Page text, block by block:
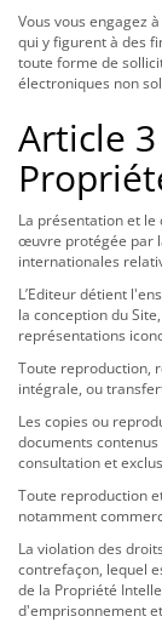
Vous vous engagez
qui y figurent à des
toute forme de
électroniques non
Article
La présentation et
œuvre protégée par
internationales
L’Editeur détient
la conception du
représentations
Toute reproduction,
intégrale, ou
Les copies ou
documents
consultation et
Toute reproduction
notamment
La violation des
contrefaçon, lequel
de la Propriété
d'emprisonnement